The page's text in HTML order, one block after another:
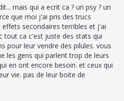
mais qui a ecrit ca ? un psy ? un
que moi j'ai pris des trucs
secondaires terribles et j'ai
tout ca c'est juste des stats qui
pour leur vendre des pilules. vous
les gens qui parlent trop de leurs
en ont encore besoin. et ceux qui
vie. pas de leur boite de